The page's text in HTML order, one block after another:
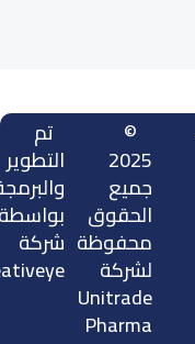
©
2025
جميع
الحقوق
محفوظة
لشركة
Unitrade
Pharma
تم
التطوير
شركة